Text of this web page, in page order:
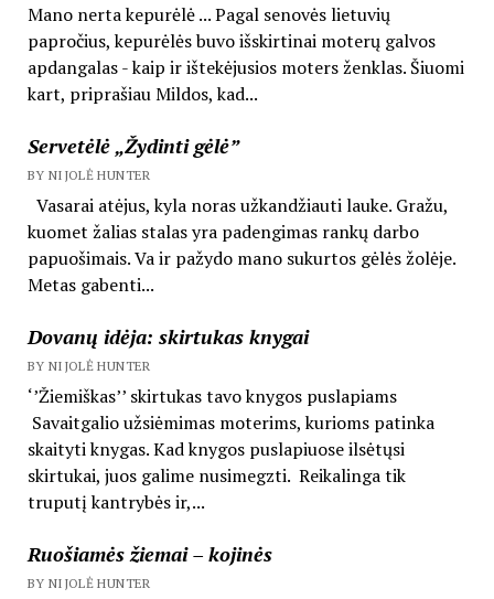
Mano nerta kepurėlė ... Pagal senovės lietuvių
papročius, kepurėlės buvo išskirtinai moterų galvos
apdangalas - kaip ir ištekėjusios moters ženklas. Šiuomi
kart, priprašiau Mildos, kad...
Servetėlė „Žydinti gėlė”
BY NIJOLĖ HUNTER
Vasarai atėjus, kyla noras užkandžiauti lauke. Gražu,
kuomet žalias stalas yra padengimas rankų darbo
papuošimais. Va ir pažydo mano sukurtos gėlės žolėje.
Metas gabenti...
Dovanų idėja: skirtukas knygai
BY NIJOLĖ HUNTER
‘’Žiemiškas’’ skirtukas tavo knygos puslapiams
Savaitgalio užsiėmimas moterims, kurioms patinka
skaityti knygas. Kad knygos puslapiuose ilsėtųsi
skirtukai, juos galime nusimegzti. Reikalinga tik
truputį kantrybės ir,...
Ruošiamės žiemai – kojinės
BY NIJOLĖ HUNTER